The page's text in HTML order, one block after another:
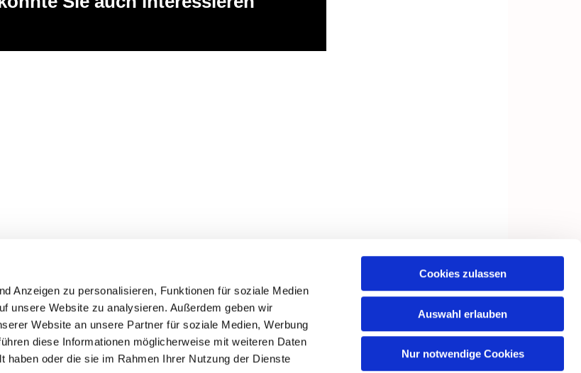
Anzeigen zu personalisieren, Funktionen für soziale Medien
unsere Website zu analysieren. Außerdem geben wir
Website an unsere Partner für soziale Medien, Werbung
diese Informationen möglicherweise mit weiteren Daten
haben oder die sie im Rahmen Ihrer Nutzung der Dienste
Cookies zulassen
Auswahl erlauben
Nur notwendige Cookies